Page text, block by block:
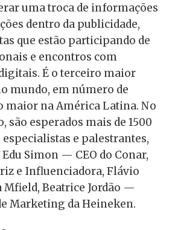
uma troca de informações
dentro da publicidade,
que estão participando de
e encontros com
É o terceiro maior
mundo, em número de
maior na América Latina. No
são esperados mais de 1500
especialistas e palestrantes,
Simon — CEO do Conar,
e Influenciadora, Flávio
Mfield, Beatrice Jordão —
Marketing da Heineken.